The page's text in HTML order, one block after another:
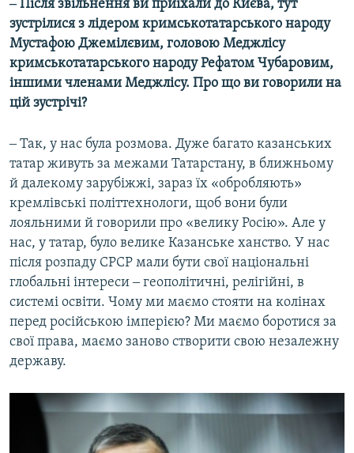
‒ Після звільнення ви приїхали до Києва, тут
зустрілися з лідером кримськотатарського народу
Мустафою Джемілєвим, головою Меджлісу
кримськотатарського народу Рефатом Чубаровим,
іншими членами Меджлісу. Про що ви говорили на
цій зустрічі?
‒ Так, у нас була розмова. Дуже багато казанських
татар живуть за межами Татарстану, в ближньому
й далекому зарубіжжі, зараз їх «обробляють»
кремлівські політтехнологи, щоб вони були
лояльними й говорили про «велику Росію». Але у
нас, у татар, було велике Казанське ханство. У нас
після розпаду СРСР мали бути свої національні
глобальні інтереси ‒ геополітичні, релігійні, в
системі освіти. Чому ми маємо стояти на колінах
перед російською імперією? Ми маємо боротися за
свої права, маємо заново створити свою незалежну
державу.